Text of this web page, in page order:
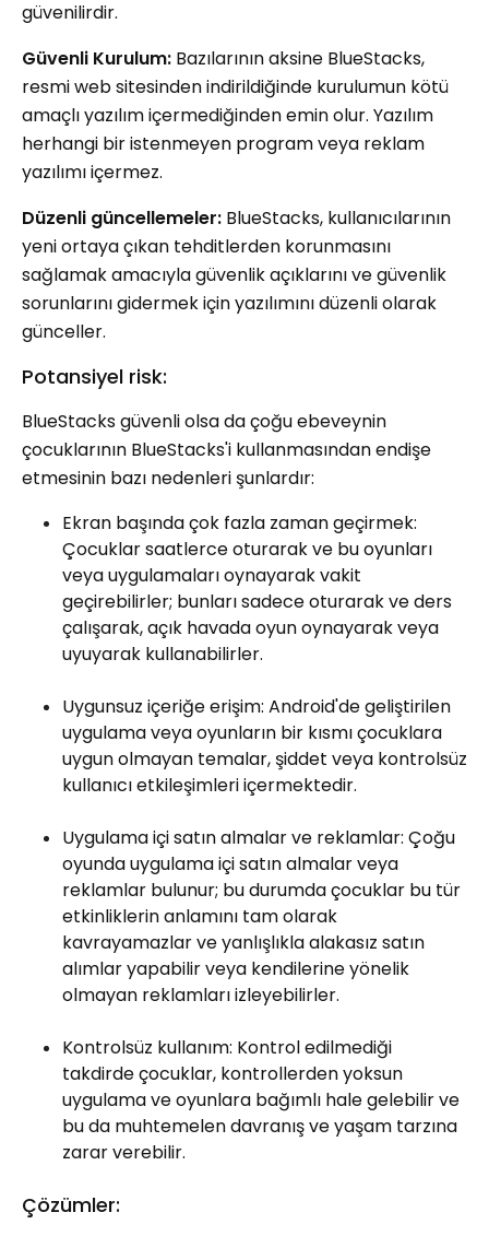
güvenilirdir.
Güvenli Kurulum: Bazılarının aksine BlueStacks,
resmi web sitesinden indirildiğinde kurulumun kötü
amaçlı yazılım içermediğinden emin olur. Yazılım
herhangi bir istenmeyen program veya reklam
yazılımı içermez.
Düzenli güncellemeler: BlueStacks, kullanıcılarının
yeni ortaya çıkan tehditlerden korunmasını
sağlamak amacıyla güvenlik açıklarını ve güvenlik
sorunlarını gidermek için yazılımını düzenli olarak
günceller.
Potansiyel risk:
BlueStacks güvenli olsa da çoğu ebeveynin
çocuklarının BlueStacks'i kullanmasından endişe
etmesinin bazı nedenleri şunlardır:
Ekran başında çok fazla zaman geçirmek:
Çocuklar saatlerce oturarak ve bu oyunları
veya uygulamaları oynayarak vakit
geçirebilirler; bunları sadece oturarak ve ders
çalışarak, açık havada oyun oynayarak veya
uyuyarak kullanabilirler.
Uygunsuz içeriğe erişim: Android'de geliştirilen
uygulama veya oyunların bir kısmı çocuklara
uygun olmayan temalar, şiddet veya kontrolsüz
kullanıcı etkileşimleri içermektedir.
Uygulama içi satın almalar ve reklamlar: Çoğu
oyunda uygulama içi satın almalar veya
reklamlar bulunur; bu durumda çocuklar bu tür
etkinliklerin anlamını tam olarak
kavrayamazlar ve yanlışlıkla alakasız satın
alımlar yapabilir veya kendilerine yönelik
olmayan reklamları izleyebilirler.
Kontrolsüz kullanım: Kontrol edilmediği
takdirde çocuklar, kontrollerden yoksun
uygulama ve oyunlara bağımlı hale gelebilir ve
bu da muhtemelen davranış ve yaşam tarzına
zarar verebilir.
Çözümler: